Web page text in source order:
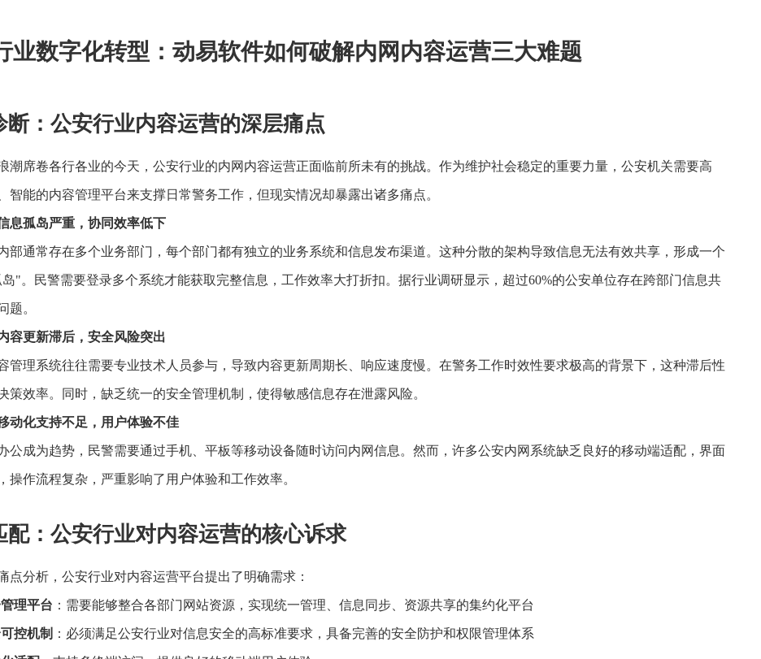
业数字化转型：动易软件如何破解内网内容运营三大难题
断：公安行业内容运营的深层痛点
潮席卷各行各业的今天，公安行业的内网内容运营正面临前所未有的挑战。作为维护社会稳定的重要力量，公安机关需要高
智能的内容管理平台来支撑日常警务工作，但现实情况却暴露出诸多痛点。
息孤岛严重，协同效率低下
部通常存在多个业务部门，每个部门都有独立的业务系统和信息发布渠道。这种分散的架构导致信息无法有效共享，形成一个
"。民警需要登录多个系统才能获取完整信息，工作效率大打折扣。据行业调研显示，超过60%的公安单位存在跨部门信息共
题。
容更新滞后，安全风险突出
管理系统往往需要专业技术人员参与，导致内容更新周期长、响应速度慢。在警务工作时效性要求极高的背景下，这种滞后性
策效率。同时，缺乏统一的安全管理机制，使得敏感信息存在泄露风险。
动化支持不足，用户体验不佳
公成为趋势，民警需要通过手机、平板等移动设备随时访问内网信息。然而，许多公安内网系统缺乏良好的移动端适配，界面
操作流程复杂，严重影响了用户体验和工作效率。
配：公安行业对内容运营的核心诉求
点分析，公安行业对内容运营平台提出了明确需求：
理平台 ：需要能够整合各部门网站资源，实现统一管理、信息同步、资源共享的集约化平台
控机制 ：必须满足公安行业对信息安全的高标准要求，具备完善的安全防护和权限管理体系